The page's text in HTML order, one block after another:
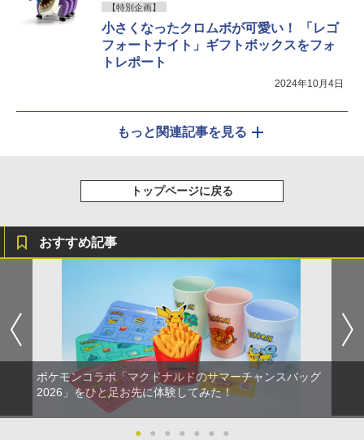
【特別企画】
小さくなったクロムボが可愛い！ 「レゴ
フォートナイト」ギフトボックスをフォ
トレポート
2024年10月4日
もっと関連記事を見る
トップページに戻る
おすすめ記事
ポケモンコラボ「マクドナルドのサマーチャンスバッグ
2026」をひと足お先に体験してみた！
● ● ● ● ● ● ●